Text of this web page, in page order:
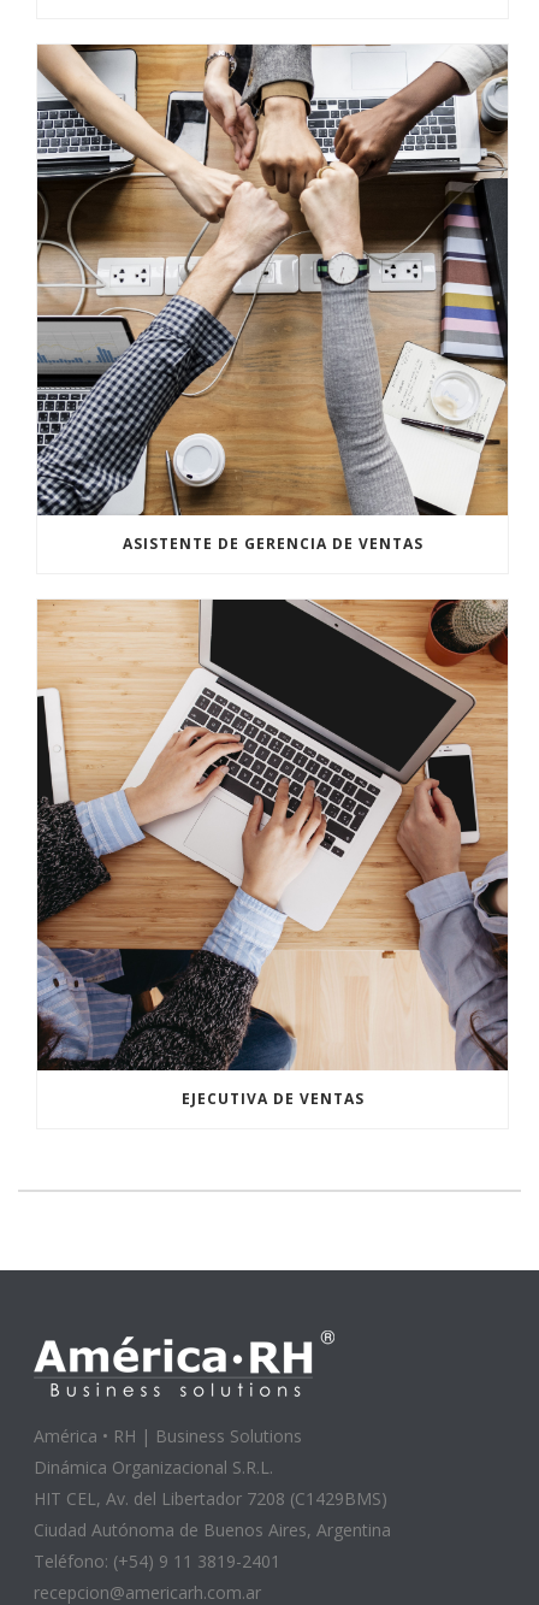
ASISTENTE DE GERENCIA DE VENTAS
EJECUTIVA DE VENTAS
América • RH | Business Solutions
Dinámica Organizacional S.R.L.
HIT CEL, Av. del Libertador 7208 (C1429BMS)
Ciudad Autónoma de Buenos Aires, Argentina
Teléfono: (+54) 9 11 3819-2401
recepcion@americarh.com.ar